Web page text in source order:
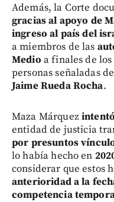
Además, la Corte
gracias al apoyo de
ingreso al país del
a miembros de las
Medio a finales de
personas señaladas
Jaime Rueda Rocha.
Maza Márquez
entidad de justicia
por presuntos
lo había hecho en
considerar que estos
anterioridad a la
competencia